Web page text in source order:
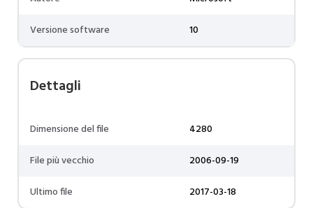
Versione software
10
Dettagli
Dimensione del file
4280
File più vecchio
2006-09-19
Ultimo file
2017-03-18